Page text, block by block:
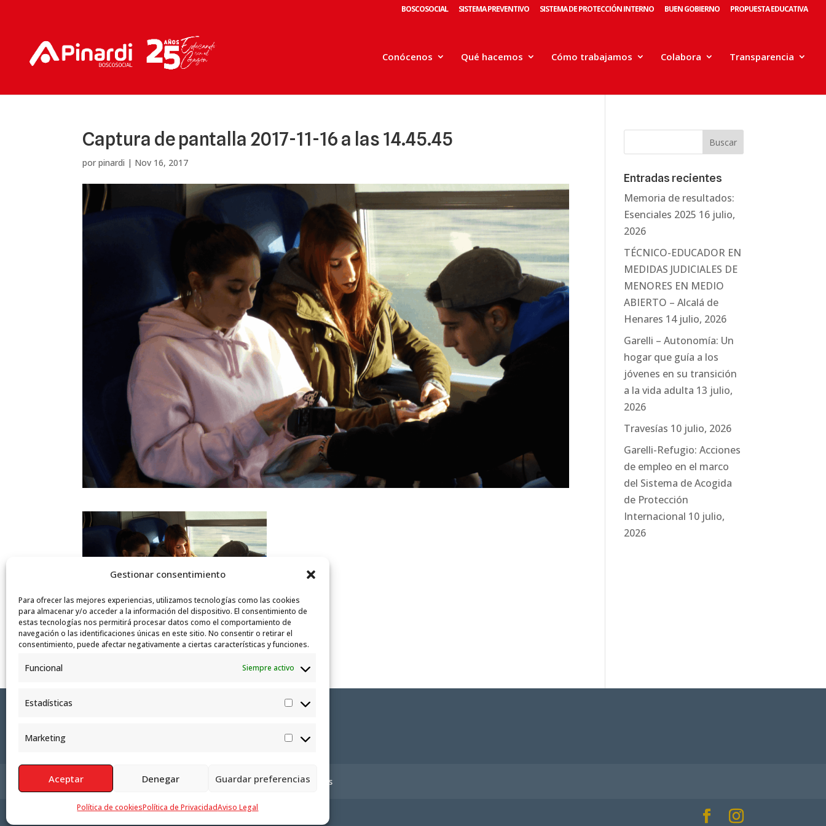
Gestionar consentimiento
Para ofrecer las mejores experiencias, utilizamos tecnologías como las cookies
para almacenar y/o acceder a la información del dispositivo. El consentimiento de
estas tecnologías nos permitirá procesar datos como el comportamiento de
navegación o las identificaciones únicas en este sitio. No consentir o retirar el
consentimiento, puede afectar negativamente a ciertas características y funciones.
Funcional Siempre activo
Estadísticas
Estadísticas
Marketing
Marketing
Aceptar Denegar Guardar preferencias
Política de cookiesPolítica de PrivacidadAviso Legal
BOSCOSOCIAL SISTEMA PREVENTIVO SISTEMA DE PROTECCIÓN INTERNO BUEN GOBIERNO PROPUESTA EDUCATIVA
Conócenos Qué hacemos Cómo trabajamos Colabora Transparencia
Captura de pantalla 2017-11-16 a las 14.45.45
porpinardi | Nov 16, 2017
Entradas recientes
Memoria de resultados:
Esenciales 2025 16 julio,
2026
TÉCNICO-EDUCADOR EN
MEDIDAS JUDICIALES DE
MENORES EN MEDIO
ABIERTO – Alcalá de
Henares 14 julio, 2026
Garelli – Autonomía: Un
hogar que guía a los
jóvenes en su transición
a la vida adulta 13 julio,
2026
Travesías 10 julio, 2026
Garelli-Refugio: Acciones
de empleo en el marco
del Sistema de Acogida
de Protección
Internacional 10 julio,
2026
Política de Privacidad Aviso Legal Política de cookies